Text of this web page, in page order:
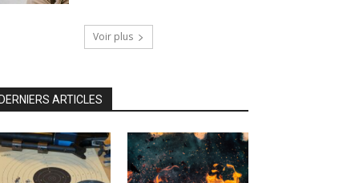
Voir plus
ARTICLES